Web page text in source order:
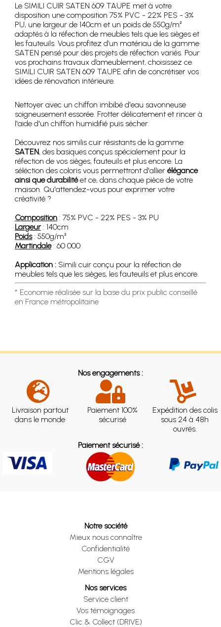
Le SIMILI CUIR SATEN 609 TAUPE met à votre
disposition une composition 75% PVC - 22% PES - 3%
PU, une largeur de 140cm et un poids de 550g/m²
adaptés à la réfection de meubles tels que les sièges et
les fauteuils. Vous profitez d’un matériau de la gamme
SATEN pensé pour des projets de réfection variés. Pour
vos prochains travaux d’ameublement, choisissez ce
SIMILI CUIR SATEN 609 TAUPE afin de concrétiser vos
idées de rénovation intérieure.
Nettoyer avec un chiffon imbibé d'eau savonneuse
soigneusement essorée. Frotter délicatement et rincer à
l'aide d'un chiffon humidifié puis sécher.
Découvrez nos similis cuir résistants de la gamme
SATEN, des basiques conçus spécialement pour la
réfection de vos sièges, fauteuils et plus encore. La
séléction des coloris vous permettront d'allier élégance
ainsi que durabilitéet ce, dans chaque pièce de votre
maison. Qu'attendez-vous pour exprimer votre
créativité ?
Composition : 75% PVC - 22% PES - 3% PU
Largeur: 140cm
Poids: 550g/m²
Martindale: 60 000
Application : Simili cuir conçu pour la réfection de
meubles tels que les sièges, les fauteuils et plus encore.
* Economie réalisée sur la base du prix public conseillé
en France métropolitaine
Nos engagements :
Livraison partout
dans le monde
Paiement 100%
sécurisé
Expédition des colis
sous 24 à 48h
ouvrés.
Paiement sécurisé :
Notre société
Mieux nous connaître
Confidentialité
CGV
Mentions légales
Nos services
Service client
Vos témoignages
Clic & Collect (DRIVE)